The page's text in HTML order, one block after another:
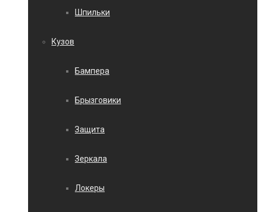
Шпильки
Кузов
Бампера
Брызговики
Защита
Зеркала
Локеры